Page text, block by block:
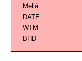
Meliá
DATE
WTM
BHD